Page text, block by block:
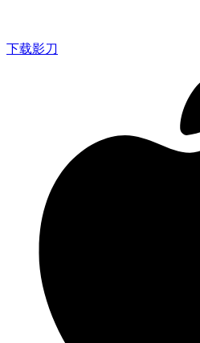
下载影刀